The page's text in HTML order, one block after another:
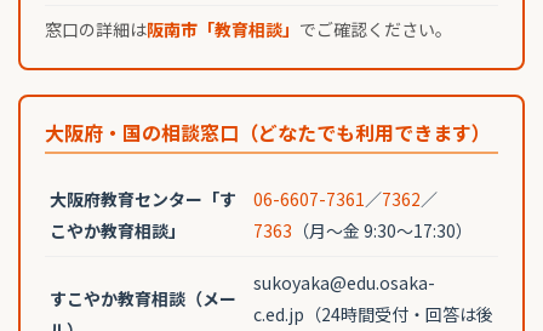
窓口の詳細は阪南市「教育相談」 でご確認ください。
大阪府・国の相談窓口（どなたでも利用できます）
大阪府教育センター「す
こやか教育相談」
06-6607-7361 ／7362／
7363 （月〜金 9:30〜17:30）
すこやか教育相談（メー
sukoyaka@edu.osaka-
c.ed.jp（24時間受付・回答は後